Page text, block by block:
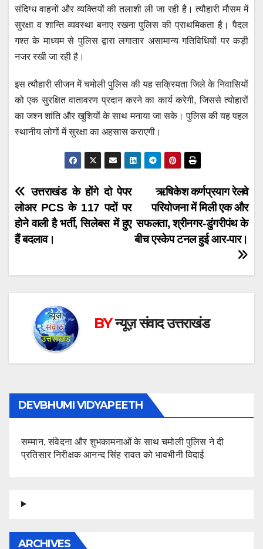
संदिग्ध वाहनों और व्यक्तियों की तलाशी ली जा रही है। त्यौहारी मौसम में
सुरक्षा व शान्ति व्यवस्था बनाए रखना पुलिस की प्राथमिकता है। पैदल
गश्त के माध्यम से पुलिस द्वारा लगातार असामान्य गतिविधियों पर कड़ी
नजर रखी जा रही है।
इस त्यौहारी सीजन में चमोली पुलिस की यह सक्रियता जिले के निवासियों
को एक सुरक्षित वातावरण प्रदान करने का कार्य करेगी, जिससे त्योहारों
का जश्न शांति और खुशियों के साथ मनाया जा सके। पुलिस की यह पहल
स्थानीय लोगों में सुरक्षा का अहसास कराएगी।
Post
navigation
ऋषिकेश कर्णप्रयाग रेलवे
परियोजना में मिली एक और
सफलता, श्रीनगर-डुंगरीपंथ के
बीच एस्केप टनल हुई आर-पार।
उत्तराखंड के होंगे दो पेपर
लोअर PCS के 117 पदों पर
होने वाली है भर्ती, सिलेबस में हुए
हैं बदलाव।
BYन्यूज़ संवाद उत्तराखंड
DEVBHUMI VIDYAPEETH
सम्मान, संवेदना और शुभकामनाओं के साथ चमोली पुलिस ने दी
प्रतिसार निरीक्षक आनन्द सिंह रावत को भावभीनी विदाई
ARCHIVES